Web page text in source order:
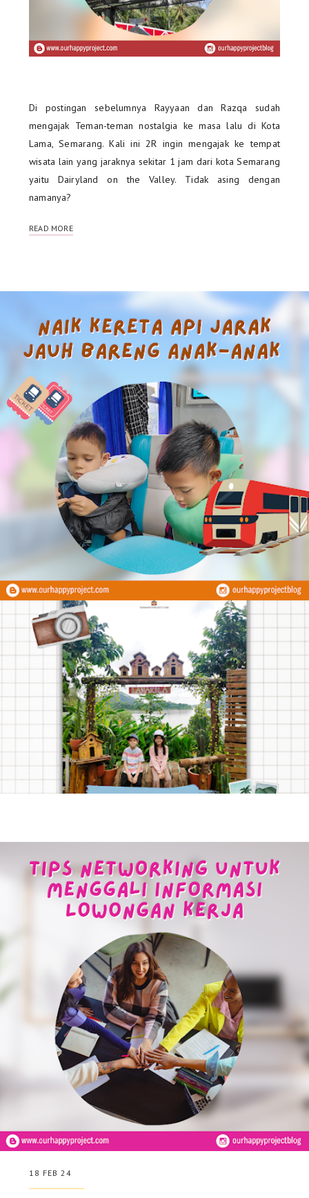
Di postingan sebelumnya Rayyaan dan Razqa sudah
mengajak Teman-teman nostalgia ke masa lalu di Kota
Lama, Semarang. Kali ini 2R ingin mengajak ke tempat
wisata lain yang jaraknya sekitar 1 jam dari kota Semarang
yaitu Dairyland on the Valley. Tidak asing dengan
namanya?
READ MORE
18 FEB 24